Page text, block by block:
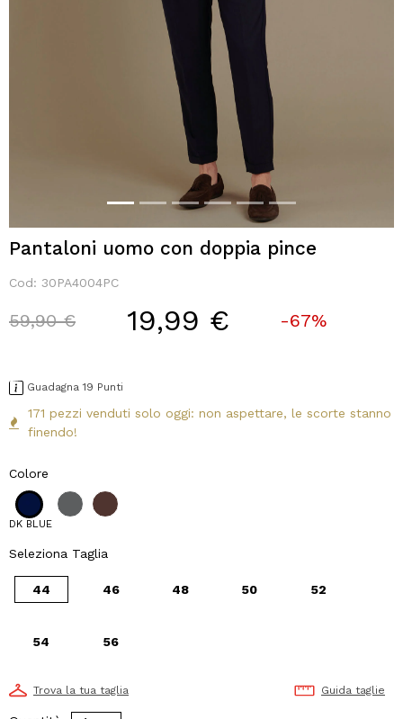
Pantaloni uomo con doppia pince
Cod: 30PA4004PC
Price reduced from
59,90 €to 19,99 € -67%
Guadagna 19 Punti
171 pezzi venduti solo oggi: non aspettare, le scorte stanno
finendo!
Colore
DK BLUE
Seleziona Taglia
44 46 48 50 52
54 56
Trova la tua taglia Guida taglie